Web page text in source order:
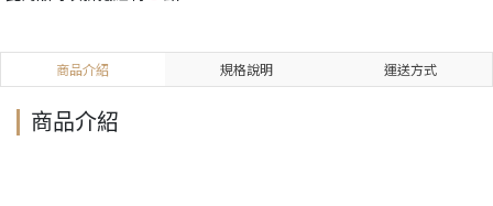
商品介紹 規格說明 運送方式
商品介紹